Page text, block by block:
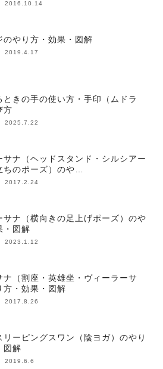
2016.10.14
のやり方・効果・図解
2019.4.17
ときの手の使い方・手印（ムドラ
方
2025.7.22
サナ（ヘッドスタンド・シルシアー
ちのポーズ）のや…
2017.2.24
サナ（横向きの足上げポーズ）のや
・図解
2023.1.12
ナ（割座・英雄坐・ヴィーラーサ
方・効果・図解
2017.8.26
リーピングスワン（陰ヨガ）のやり
図解
2019.6.6